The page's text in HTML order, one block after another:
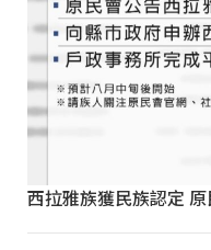
西拉雅族獲民族認定